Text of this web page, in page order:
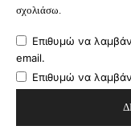
σχολιάσω.
Επιθυμώ να
email.
Επιθυμώ να